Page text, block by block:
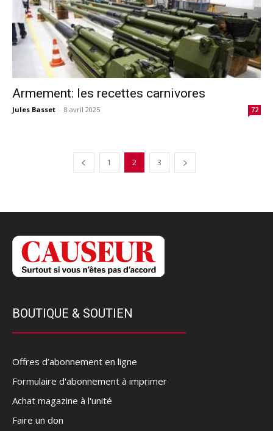
Armement: les recettes carnivores
Jules Basset - 8 avril 2025 72
1 2 3
BOUTIQUE & SOUTIEN
Offres d’abonnement en ligne
Formulaire d'abonnement à imprimer
Achat magazine à l'unité
Faire un don